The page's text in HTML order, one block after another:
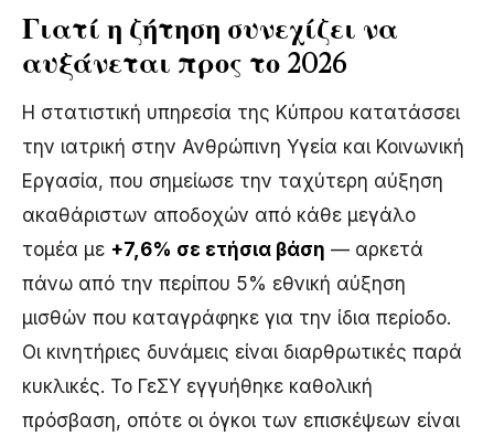
Γιατί η ζήτηση συνεχίζει να
αυξάνεται προς το 2026
Η στατιστική υπηρεσία της Κύπρου κατατάσσει
την ιατρική στην Ανθρώπινη Υγεία και Κοινωνική
Εργασία, που σημείωσε την ταχύτερη αύξηση
ακαθάριστων αποδοχών από κάθε μεγάλο
τομέα με +7,6% σε ετήσια βάση — αρκετά
πάνω από την περίπου 5% εθνική αύξηση
μισθών που καταγράφηκε για την ίδια περίοδο.
Οι κινητήριες δυνάμεις είναι διαρθρωτικές παρά
κυκλικές. Το ΓεΣΥ εγγυήθηκε καθολική
πρόσβαση, οπότε οι όγκοι των επισκέψεων είναι